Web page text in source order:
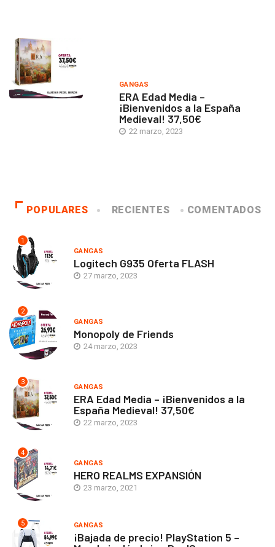
GANGAS
ERA Edad Media –
¡Bienvenidos a la España
Medieval! 37,50€
22 marzo, 2023
POPULARES RECIENTES COMENTADOS
1
GANGAS
Logitech G935 Oferta FLASH
27 marzo, 2023
2
GANGAS
Monopoly de Friends
24 marzo, 2023
3
GANGAS
ERA Edad Media – ¡Bienvenidos a la
España Medieval! 37,50€
22 marzo, 2023
4
GANGAS
HERO REALMS EXPANSIÓN
23 marzo, 2021
5 GANGAS
¡Bajada de precio! PlayStation 5 –